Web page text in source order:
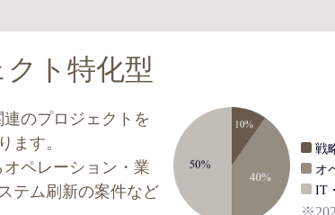
ト特化型
のプロジェクトを
ます。
ペレーション・業
テム刷新の案件など
戦
オ
IT